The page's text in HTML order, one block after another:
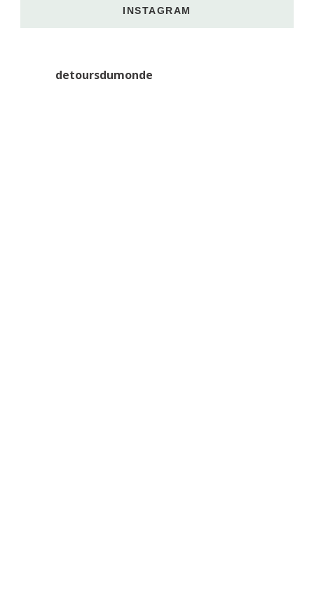
INSTAGRAM
detoursdumonde